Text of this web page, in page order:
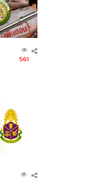
561